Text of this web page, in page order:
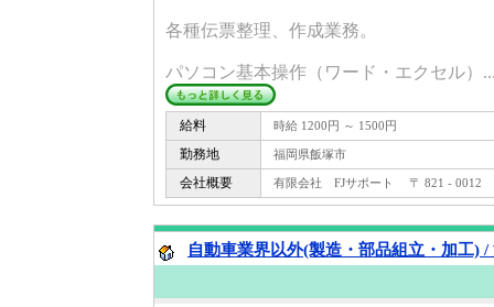
各種伝票整理、作成業務。
パソコン基本操作（ワード・エクセル）
給料 時給 1200円 ～ 1500円
勤務地 福岡県飯塚市
会社概要 有限会社 FJサポート 〒 821 - 0012
自動車業界以外(製造・部品組立・加工) /